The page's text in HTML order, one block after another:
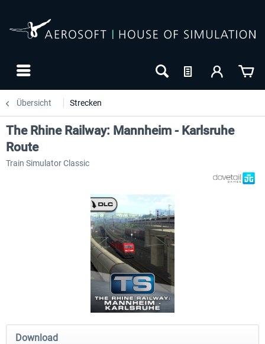
Übersicht Strecken
Im Köblitzer Bergland 3 reloaded VirtualTracks - Ringbahn
The Rhine Railway: Mannheim - Karlsruhe
Route
Train Simulator Classic
Download